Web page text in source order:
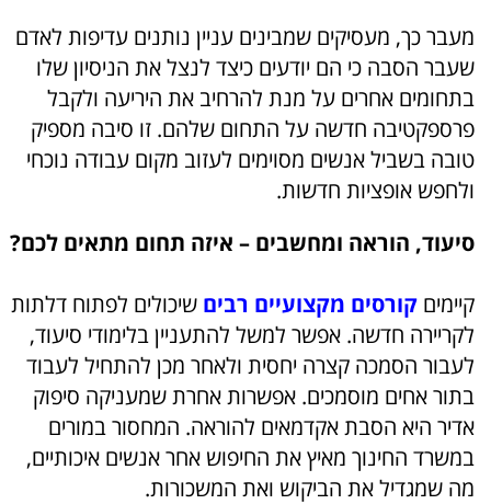
מעבר כך, מעסיקים שמבינים עניין נותנים עדיפות לאדם
שעבר הסבה כי הם יודעים כיצד לנצל את הניסיון שלו
בתחומים אחרים על מנת להרחיב את היריעה ולקבל
פרספקטיבה חדשה על התחום שלהם. זו סיבה מספיק
טובה בשביל אנשים מסוימים לעזוב מקום עבודה נוכחי
ולחפש אופציות חדשות.
סיעוד, הוראה ומחשבים – איזה תחום מתאים לכם?
קיימים קורסים מקצועיים רבים שיכולים לפתוח דלתות
לקריירה חדשה. אפשר למשל להתעניין בלימודי סיעוד,
לעבור הסמכה קצרה יחסית ולאחר מכן להתחיל לעבוד
בתור אחים מוסמכים. אפשרות אחרת שמעניקה סיפוק
אדיר היא הסבת אקדמאים להוראה. המחסור במורים
במשרד החינוך מאיץ את החיפוש אחר אנשים איכותיים,
מה שמגדיל את הביקוש ואת המשכורות.